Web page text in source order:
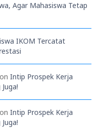
Agar Mahasiswa Tetap
IKOM Tercatat
on Intip Prospek Kerja
on Intip Prospek Kerja